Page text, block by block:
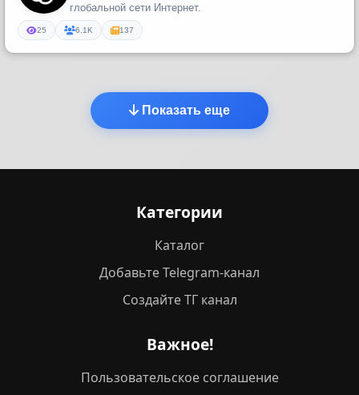
глобальной сети Интернет.
25 6.1K 137
Показать еще
Категории
Каталог
Добавьте Telegram-канал
Создайте ТГ канал
Важное!
Пользовательское соглашение